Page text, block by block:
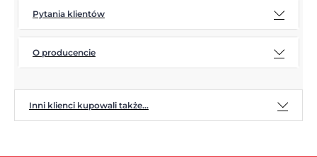
Pytania klientów
O producencie
Inni klienci kupowali także...